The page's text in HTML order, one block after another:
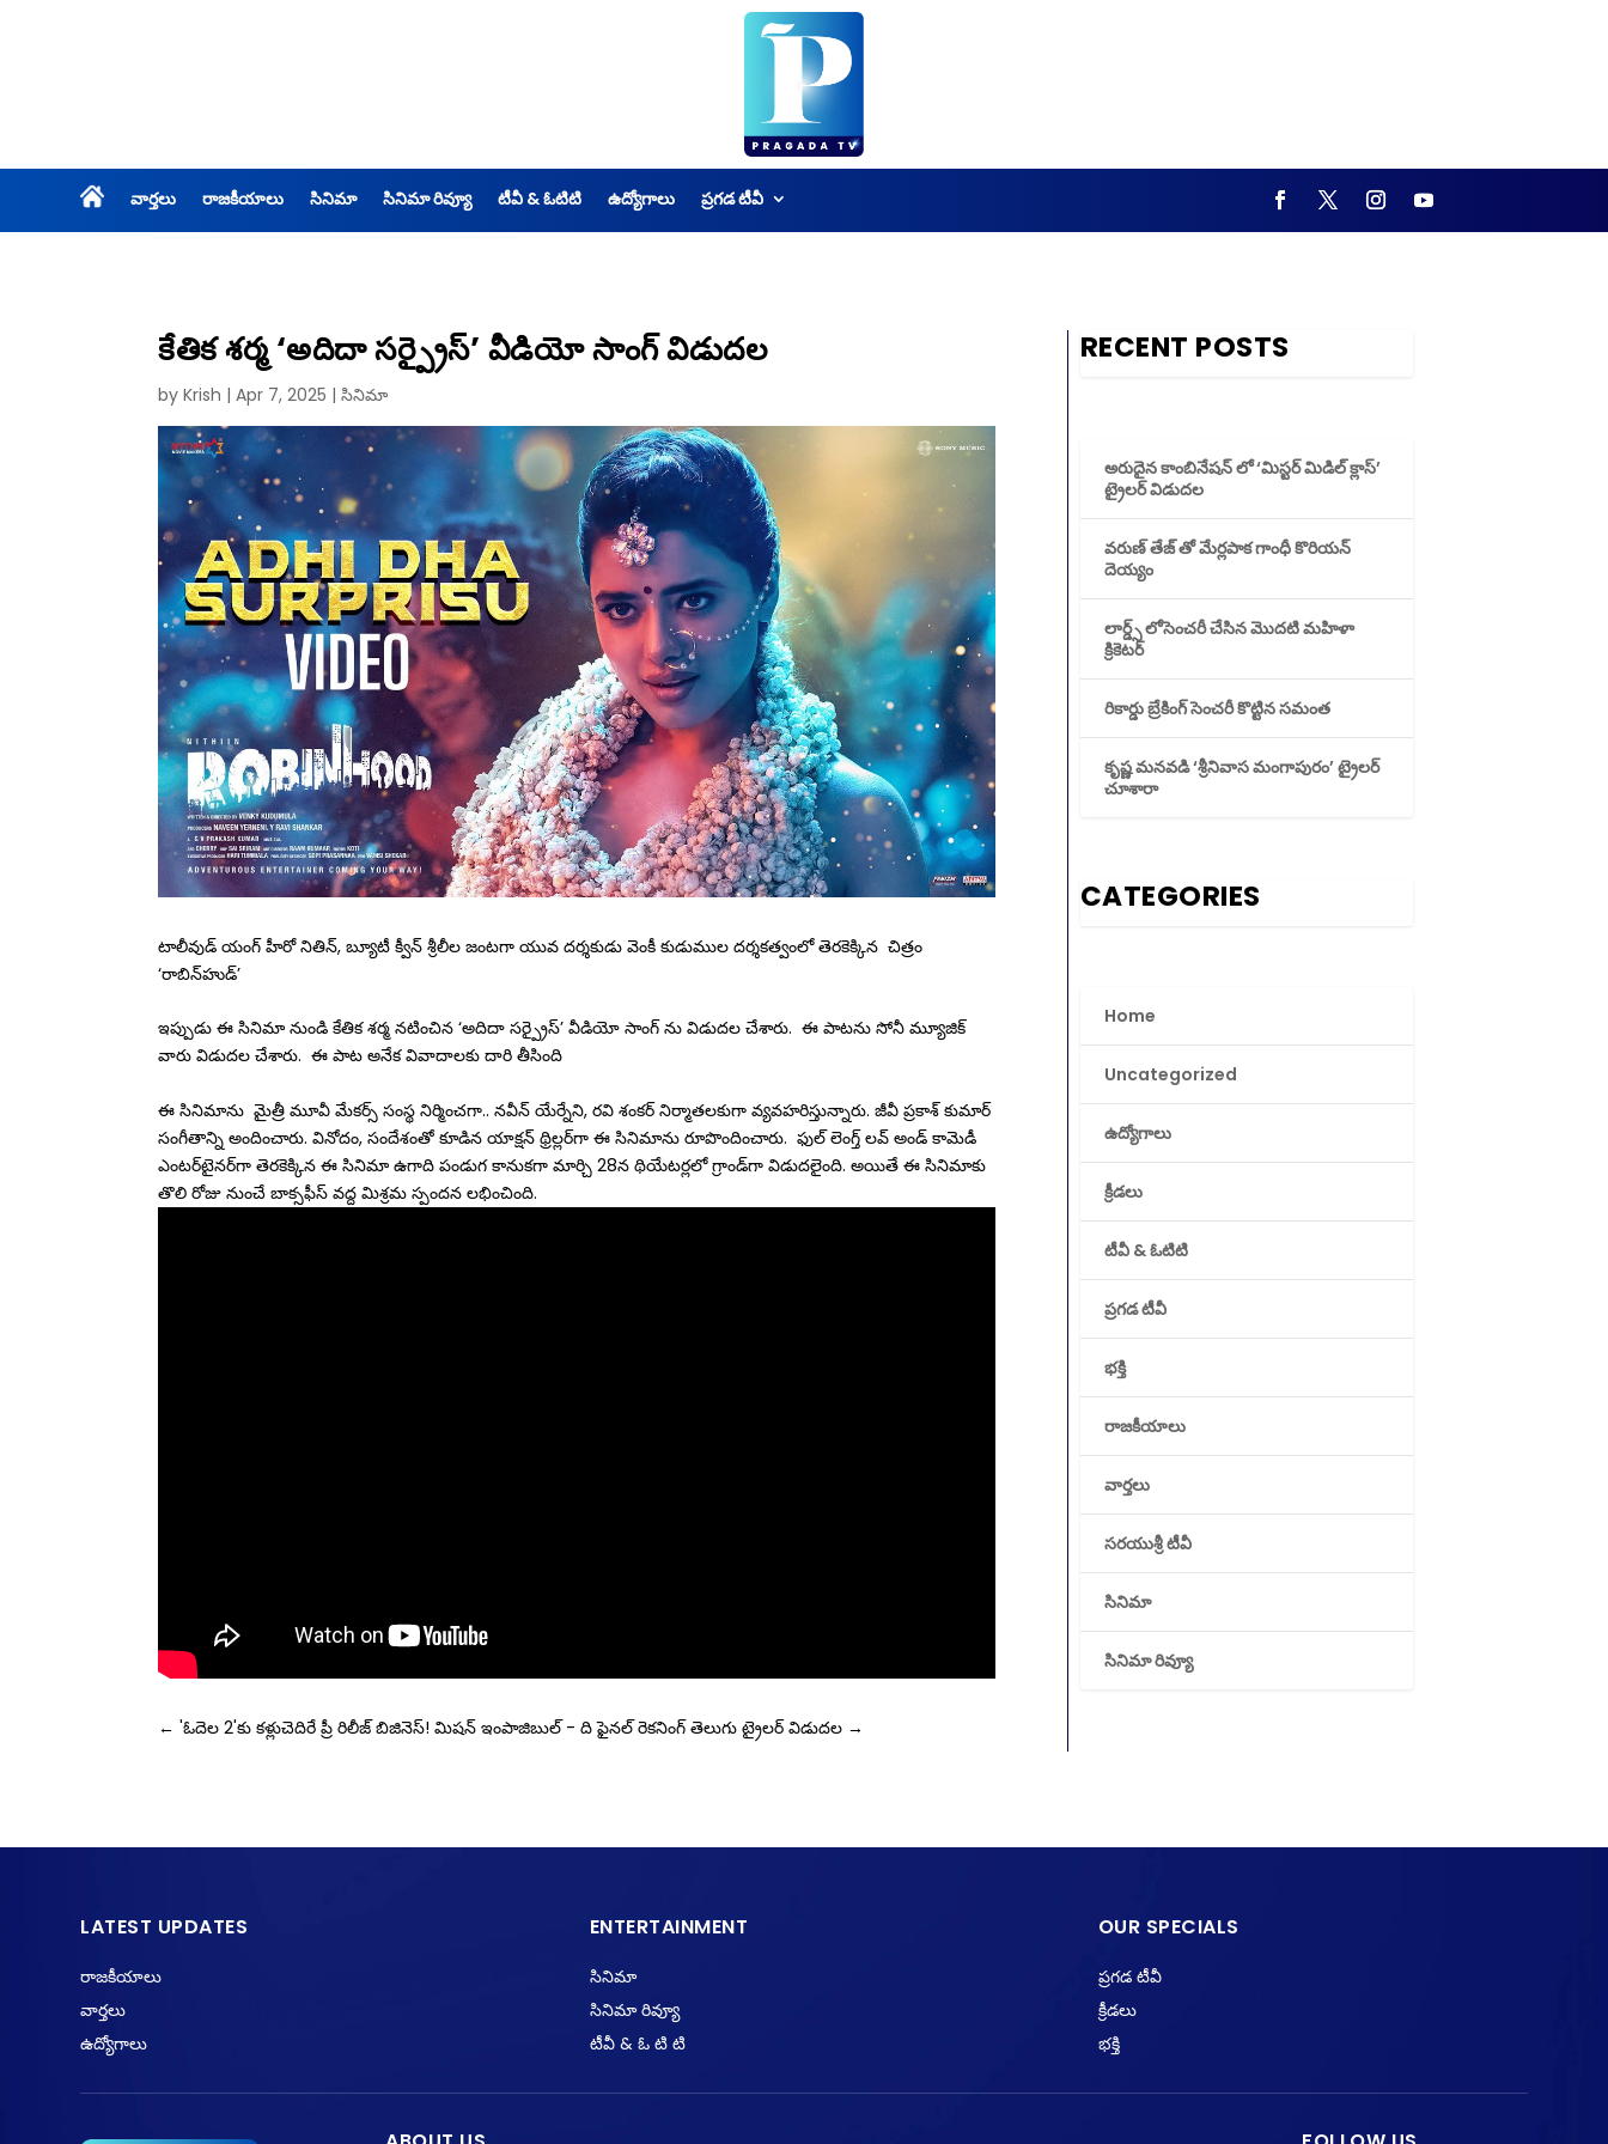
వార్తలు రాజకీయాలు సినిమా సినిమా రివ్యూ టీవీ & ఓటిటి ఉద్యోగాలు ప్రగడ టీవీ
కేతిక శర్మ ‘అదిదా సర్ప్రైస్’ వీడియో సాంగ్ విడుదల
by Krish | Apr 7, 2025 | సినిమా
టాలీవుడ్ యంగ్ హీరో నితిన్, బ్యూటీ క్వీన్ శ్రీలీల జంటగా యువ దర్శకుడు వెంకీ కుడుముల దర్శకత్వంలో తెరకెక్కిన చిత్రం
‘రాబిన్‌హుడ్‌’
ఇప్పుడు ఈ సినిమా నుండి కేతిక శర్మ నటించిన ‘అదిదా సర్ప్రైస్’ వీడియో సాంగ్ ను విడుదల చేశారు. ఈ పాటను సోనీ మ్యూజిక్
వారు విడుదల చేశారు. ఈ పాట అనేక వివాదాలకు దారి తీసింది
ఈ సినిమాను మైత్రీ మూవీ మేకర్స్‌ సంస్థ నిర్మించగా.. నవీన్‌ యేర్నేని, రవి శంకర్ నిర్మాతలకుగా వ్యవహరిస్తున్నారు. జీవీ ప్రకాశ్ కుమార్
సంగీతాన్ని అందించారు. వినోదం, సందేశంతో కూడిన యాక్షన్‌ థ్రిల్లర్‌గా ఈ సినిమాను రూపొందించారు. ఫుల్ లెంగ్త్ లవ్ అండ్ కామెడీ
ఎంటర్​టైనర్​గా తెరకెక్కిన ఈ సినిమా ఉగాది పండుగ కానుకగా మార్చి 28న థియేటర్లలో గ్రాండ్​గా విడుదలైంది. అయితే ఈ సినిమాకు
తొలి రోజు నుంచే బాక్సఫీస్ వద్ద మిశ్రమ స్పందన లభించింది.
← 'ఓదెల 2'కు కళ్లుచెదిరే ప్రీ రిలీజ్ బిజినెస్‌! మిషన్ ఇంపాజిబుల్ - ది ఫైనల్ రెకనింగ్ తెలుగు ట్రైలర్ విడుదల →
RECENT POSTS
అరుదైన కాంబినేషన్ లో ‘మిస్టర్ మిడిల్ క్లాస్’
ట్రైలర్ విడుదల
వరుణ్ తేజ్ తో మేర్లపాక గాంధీ కొరియన్
దెయ్యం
లార్డ్స్ లోసెంచరీ చేసిన మొదటి మహిళా
క్రికెటర్
రికార్డు బ్రేకింగ్ సెంచరీ కొట్టిన సమంత
కృష్ణ మనవడి ‘శ్రీనివాస మంగాపురం’ ట్రైలర్
చూశారా
CATEGORIES
Home
Uncategorized
ఉద్యోగాలు
క్రీడలు
టీవీ & ఓటిటి
ప్రగడ టీవీ
భక్తి
రాజకీయాలు
వార్తలు
సరయుశ్రీ టీవీ
సినిమా
సినిమా రివ్యూ
LATEST UPDATES
రాజకీయాలు
వార్తలు
ఉద్యోగాలు
ENTERTAINMENT
సినిమా
సినిమా రివ్యూ
టీవీ & ఓ టి టి
OUR SPECIALS
ప్రగడ టీవీ
క్రీడలు
భక్తి